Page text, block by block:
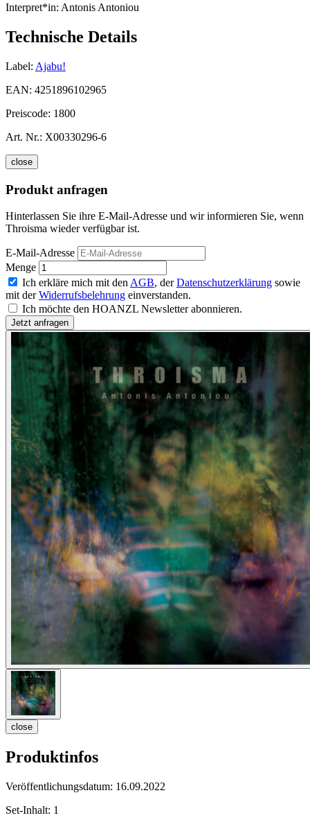
Interpret*in: Antonis Antoniou
Technische Details
Label: Ajabu!
EAN: 4251896102965
Preiscode: 1800
Art. Nr.: X00330296-6
close
Produkt anfragen
Hinterlassen Sie ihre E-Mail-Adresse und wir informieren Sie, wenn
Throisma wieder verfügbar ist.
E-Mail-Adresse
Menge
Ich erkläre mich mit den AGB, derDatenschutzerklärung sowie
mit derWiderrufsbelehrung einverstanden.
Ich möchte den HOANZL Newsletter abonnieren.
close
Produktinfos
Veröffentlichungsdatum: 16.09.2022
Set-Inhalt: 1